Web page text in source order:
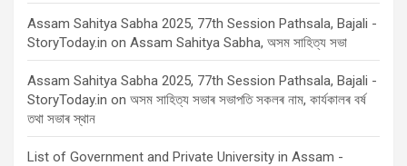
Assam Sahitya Sabha 2025, 77th Session Pathsala, Bajali -
StoryToday.in on Assam Sahitya Sabha, অসম সাহিত্য সভা
Assam Sahitya Sabha 2025, 77th Session Pathsala, Bajali -
StoryToday.in on অসম সাহিত্য সভাৰ সভাপতি সকলৰ নাম, কাৰ্যকালৰ বৰ্ষ
তথা সভাৰ স্থান
List of Government and Private University in Assam -